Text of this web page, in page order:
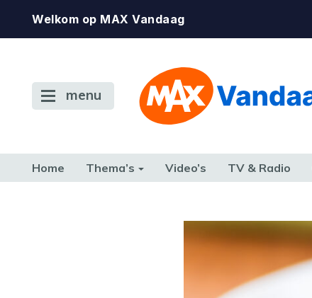
Welkom op MAX Vandaag
menu
Home Thema’s Video’s TV & Radio